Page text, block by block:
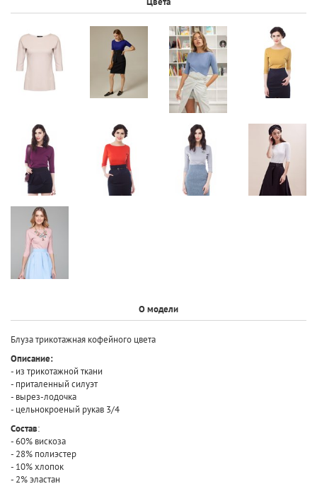
О модели
Блуза трикотажная кофейного цвета
Описание:
- из трикотажной ткани
- приталенный силуэт
- вырез-лодочка
- цельнокроеный рукав 3/4
Состав:
- 60% вискоза
- 28% полиэстер
- 10% хлопок
- 2% эластан